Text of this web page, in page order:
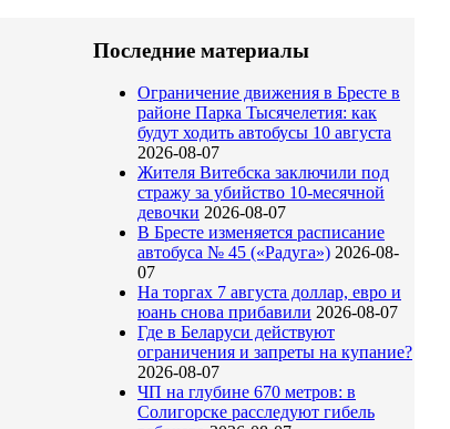
Последние материалы
Ограничение движения в Бресте в
районе Парка Тысячелетия: как
будут ходить автобусы 10 августа
2026-08-07
Жителя Витебска заключили под
стражу за убийство 10-месячной
девочки 2026-08-07
В Бресте изменяется расписание
автобуса № 45 («Радуга») 2026-08-
07
На торгах 7 августа доллар, евро и
юань снова прибавили 2026-08-07
Где в Беларуси действуют
ограничения и запреты на купание?
2026-08-07
ЧП на глубине 670 метров: в
Солигорске расследуют гибель